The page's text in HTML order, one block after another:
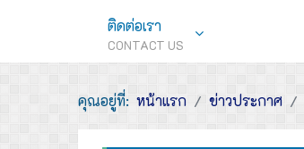
ติดต่อเรา
CONTACT US
คุณอยู่ที่: หน้าแรก ข่าวประกาศ